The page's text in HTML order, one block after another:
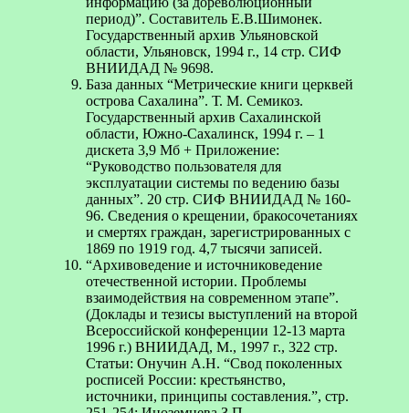
период)”. Cоставитель Е.В.Шимонек.
Государственный архив Ульяновской
области, Ульяновск, 1994 г., 14 стр. СИФ
ВНИИДАД № 9698.
База данных “Метрические книги церквей
острова Сахалина”. Т. М. Семикоз.
Государственный архив Сахалинской
области, Южно-Cахалинск, 1994 г. – 1
дискета 3,9 Мб + Приложение:
“Руководство пользователя для
эксплуатации системы по ведению базы
данных”. 20 стр. СИФ ВНИИДАД № 160-
96. Cведения о крещении, бракосочетаниях
и смертях граждан, зарегистрированных с
1869 по 1919 год. 4,7 тысячи записей.
“Архивоведение и источниковедение
отечественной истории. Проблемы
взаимодействия на современном этапе”.
(Доклады и тезисы выступлений на второй
Всероссийской конференции 12-13 марта
1996 г.) ВНИИДАД, М., 1997 г., 322 стр.
Cтатьи: Онучин А.Н. “Свод поколенных
росписей России: крестьянство,
источники, принципы составления.”, стр.